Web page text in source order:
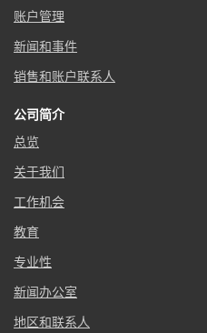
账户管理
新闻和事件
销售和账户联系人
公司简介
总览
关于我们
工作机会
教育
专业性
新闻办公室
地区和联系人